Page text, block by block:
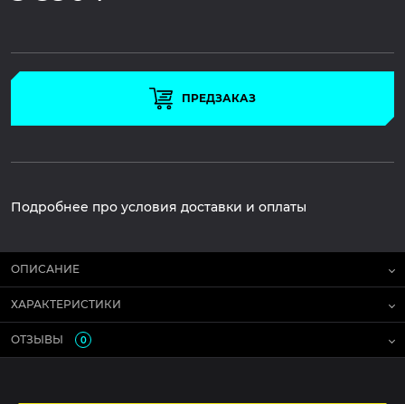
ПРЕДЗАКАЗ
Подробнее про условия доставки и оплаты
ОПИСАНИЕ
ХАРАКТЕРИСТИКИ
ОТЗЫВЫ 0